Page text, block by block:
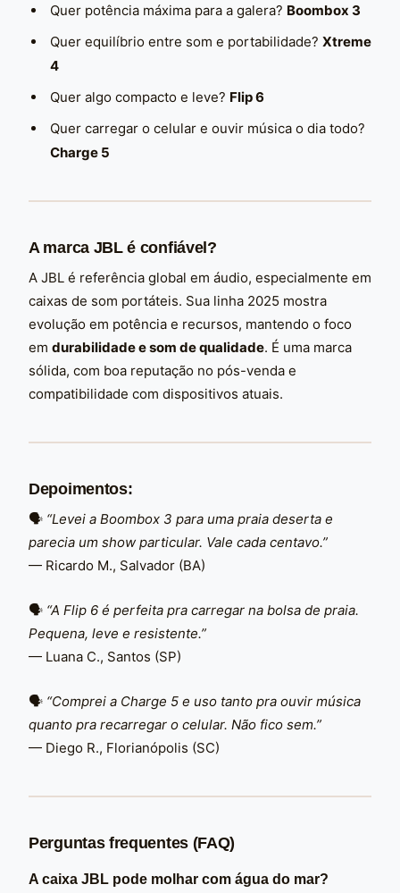
Quer potência máxima para a galera? Boombox 3
Quer equilíbrio entre som e portabilidade? Xtreme
4
Quer algo compacto e leve? Flip 6
Quer carregar o celular e ouvir música o dia todo?
Charge 5
A marca JBL é confiável?
A JBL é referência global em áudio, especialmente em
caixas de som portáteis. Sua linha 2025 mostra
evolução em potência e recursos, mantendo o foco
em durabilidade e som de qualidade. É uma marca
sólida, com boa reputação no pós-venda e
compatibilidade com dispositivos atuais.
Depoimentos:
🗣️ “Levei a Boombox 3 para uma praia deserta e
parecia um show particular. Vale cada centavo.”
— Ricardo M., Salvador (BA)
🗣️ “A Flip 6 é perfeita pra carregar na bolsa de praia.
Pequena, leve e resistente.”
— Luana C., Santos (SP)
🗣️ “Comprei a Charge 5 e uso tanto pra ouvir música
quanto pra recarregar o celular. Não fico sem.”
— Diego R., Florianópolis (SC)
Perguntas frequentes (FAQ)
A caixa JBL pode molhar com água do mar?